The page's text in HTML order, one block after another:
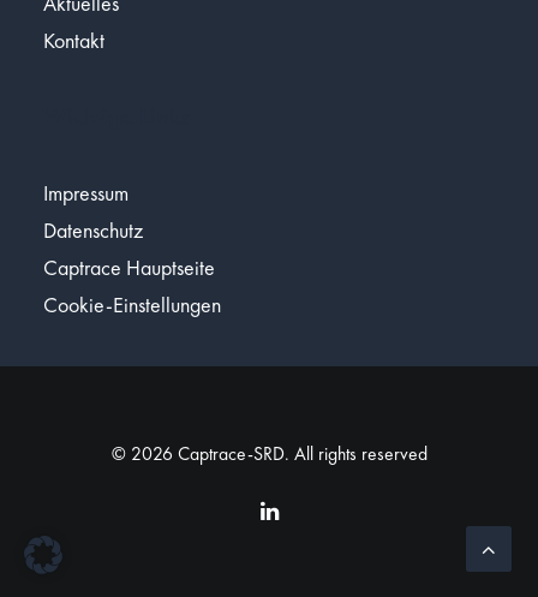
Kontakt
Impressum
Datenschutz
Captrace Hauptseite
Cookie-Einstellungen
© 2026 Captrace-SRD. All rights reserved